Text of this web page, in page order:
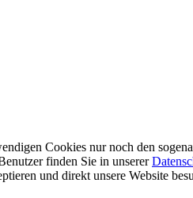
Cookies nur noch den
finden Sie in unserer
und direkt unsere Website